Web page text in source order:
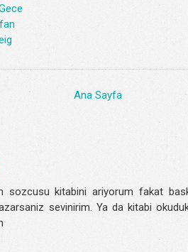
Ana Sayfa
sozcusu kitabini ariyorum fakat
sevinirim. Ya da kitabi